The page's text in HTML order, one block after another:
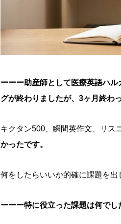
ーーー助産師として医療英語ハ
グが終わりましたが、3ヶ月終わ
キクタン500、瞬間英作文、リス
かったです。
何をしたらいいか的確に課題を出
ーーー特に役立った課題は何でし